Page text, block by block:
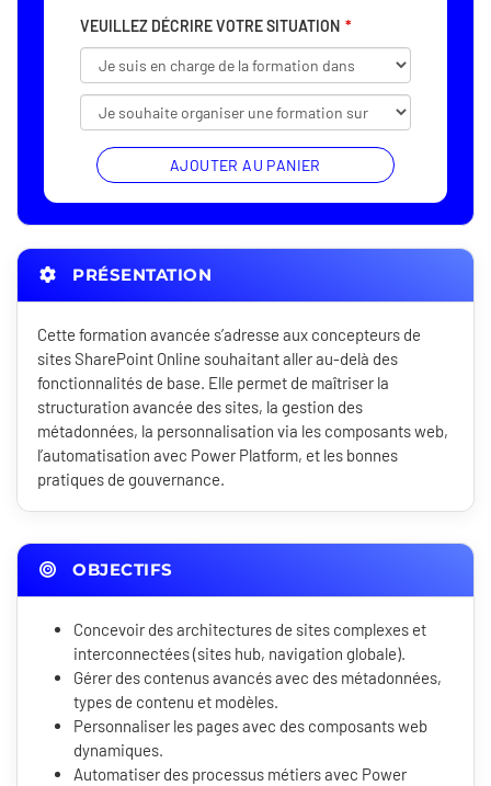
VEUILLEZ DÉCRIRE VOTRE SITUATION
AJOUTER AU PANIER
PRÉSENTATION
Cette formation avancée s’adresse aux concepteurs de
sites SharePoint Online souhaitant aller au-delà des
fonctionnalités de base. Elle permet de maîtriser la
structuration avancée des sites, la gestion des
métadonnées, la personnalisation via les composants web,
l’automatisation avec Power Platform, et les bonnes
pratiques de gouvernance.
OBJECTIFS
Concevoir des architectures de sites complexes et
interconnectées (sites hub, navigation globale).
Gérer des contenus avancés avec des métadonnées,
types de contenu et modèles.
Personnaliser les pages avec des composants web
dynamiques.
Automatiser des processus métiers avec Power